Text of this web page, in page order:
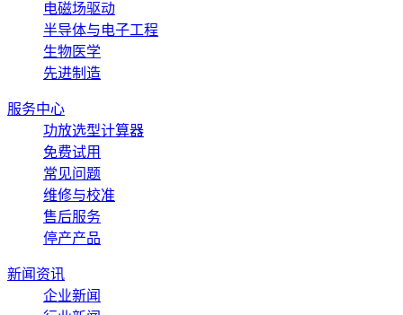
电磁场驱动
半导体与电子工程
生物医学
先进制造
服务中心
功放选型计算器
免费试用
常见问题
维修与校准
售后服务
停产产品
新闻资讯
企业新闻